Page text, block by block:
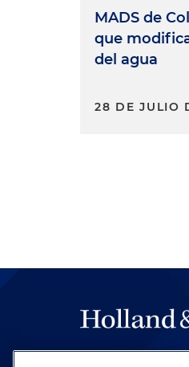
MADS de
que
del agua
28 DE JULIO